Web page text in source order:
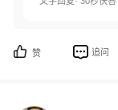
赞 追问